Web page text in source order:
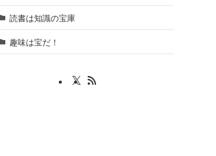
読書は知識の宝庫
趣味は宝だ！